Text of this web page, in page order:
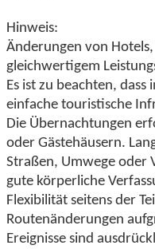
Hinweis:
Änderungen von
gleichwertigem
Es ist zu beachten,
einfache touristische
Die Übernachtungen
oder Gästehäusern.
Straßen, Umwege oder
gute körperliche
Flexibilität seitens der
Routenänderungen
Ereignisse sind